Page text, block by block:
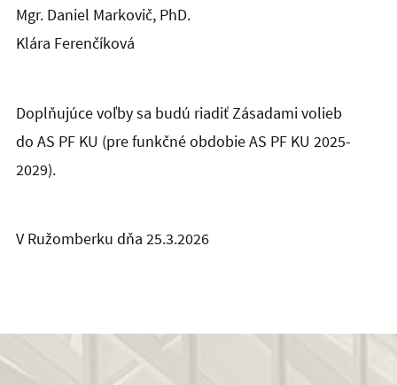
Mgr. Daniel Markovič, PhD.
Klára Ferenčíková
Doplňujúce voľby sa budú riadiť Zásadami volieb
do AS PF KU (pre funkčné obdobie AS PF KU 2025-
2029).
V Ružomberku dňa 25.3.2026